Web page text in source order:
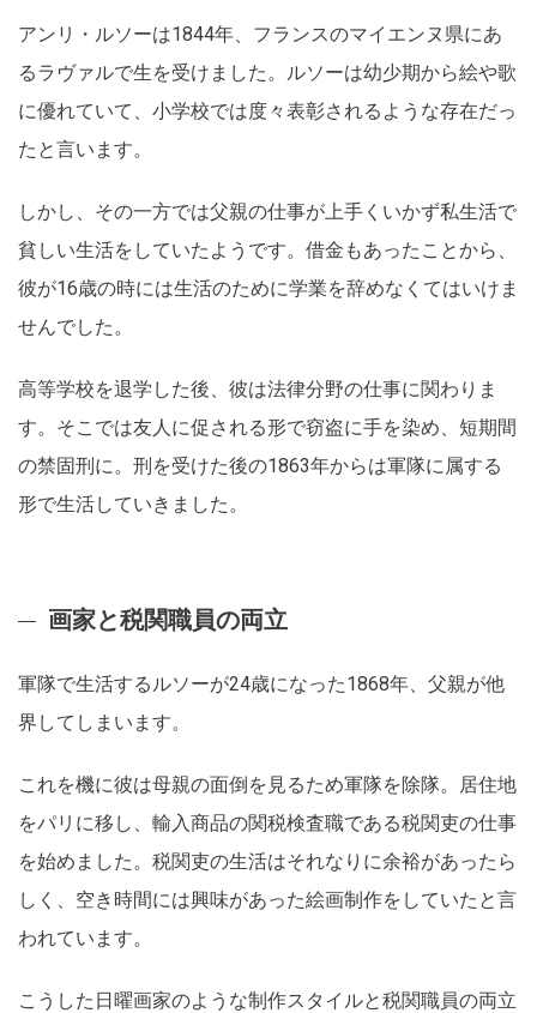
アンリ・ルソーは1844年、フランスのマイエンヌ県にあ
るラヴァルで生を受けました。ルソーは幼少期から絵や歌
に優れていて、小学校では度々表彰されるような存在だっ
たと言います。
しかし、その一方では父親の仕事が上手くいかず私生活で
貧しい生活をしていたようです。借金もあったことから、
彼が16歳の時には生活のために学業を辞めなくてはいけま
せんでした。
高等学校を退学した後、彼は法律分野の仕事に関わりま
す。そこでは友人に促される形で窃盗に手を染め、短期間
の禁固刑に。刑を受けた後の1863年からは軍隊に属する
形で生活していきました。
画家と税関職員の両立
軍隊で生活するルソーが24歳になった1868年、父親が他
界してしまいます。
これを機に彼は母親の面倒を見るため軍隊を除隊。居住地
をパリに移し、輸入商品の関税検査職である税関吏の仕事
を始めました。税関吏の生活はそれなりに余裕があったら
しく、空き時間には興味があった絵画制作をしていたと言
われています。
こうした日曜画家のような制作スタイルと税関職員の両立